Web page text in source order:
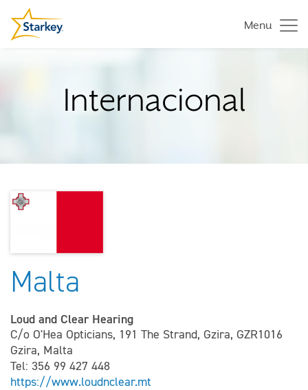
Menu
Internacional
Malta
Loud and Clear Hearing
C/o O'Hea Opticians, 191 The Strand, Gzira, GZR1016
Gzira, Malta
Tel: 356 99 427 448
https://www.loudnclear.mt